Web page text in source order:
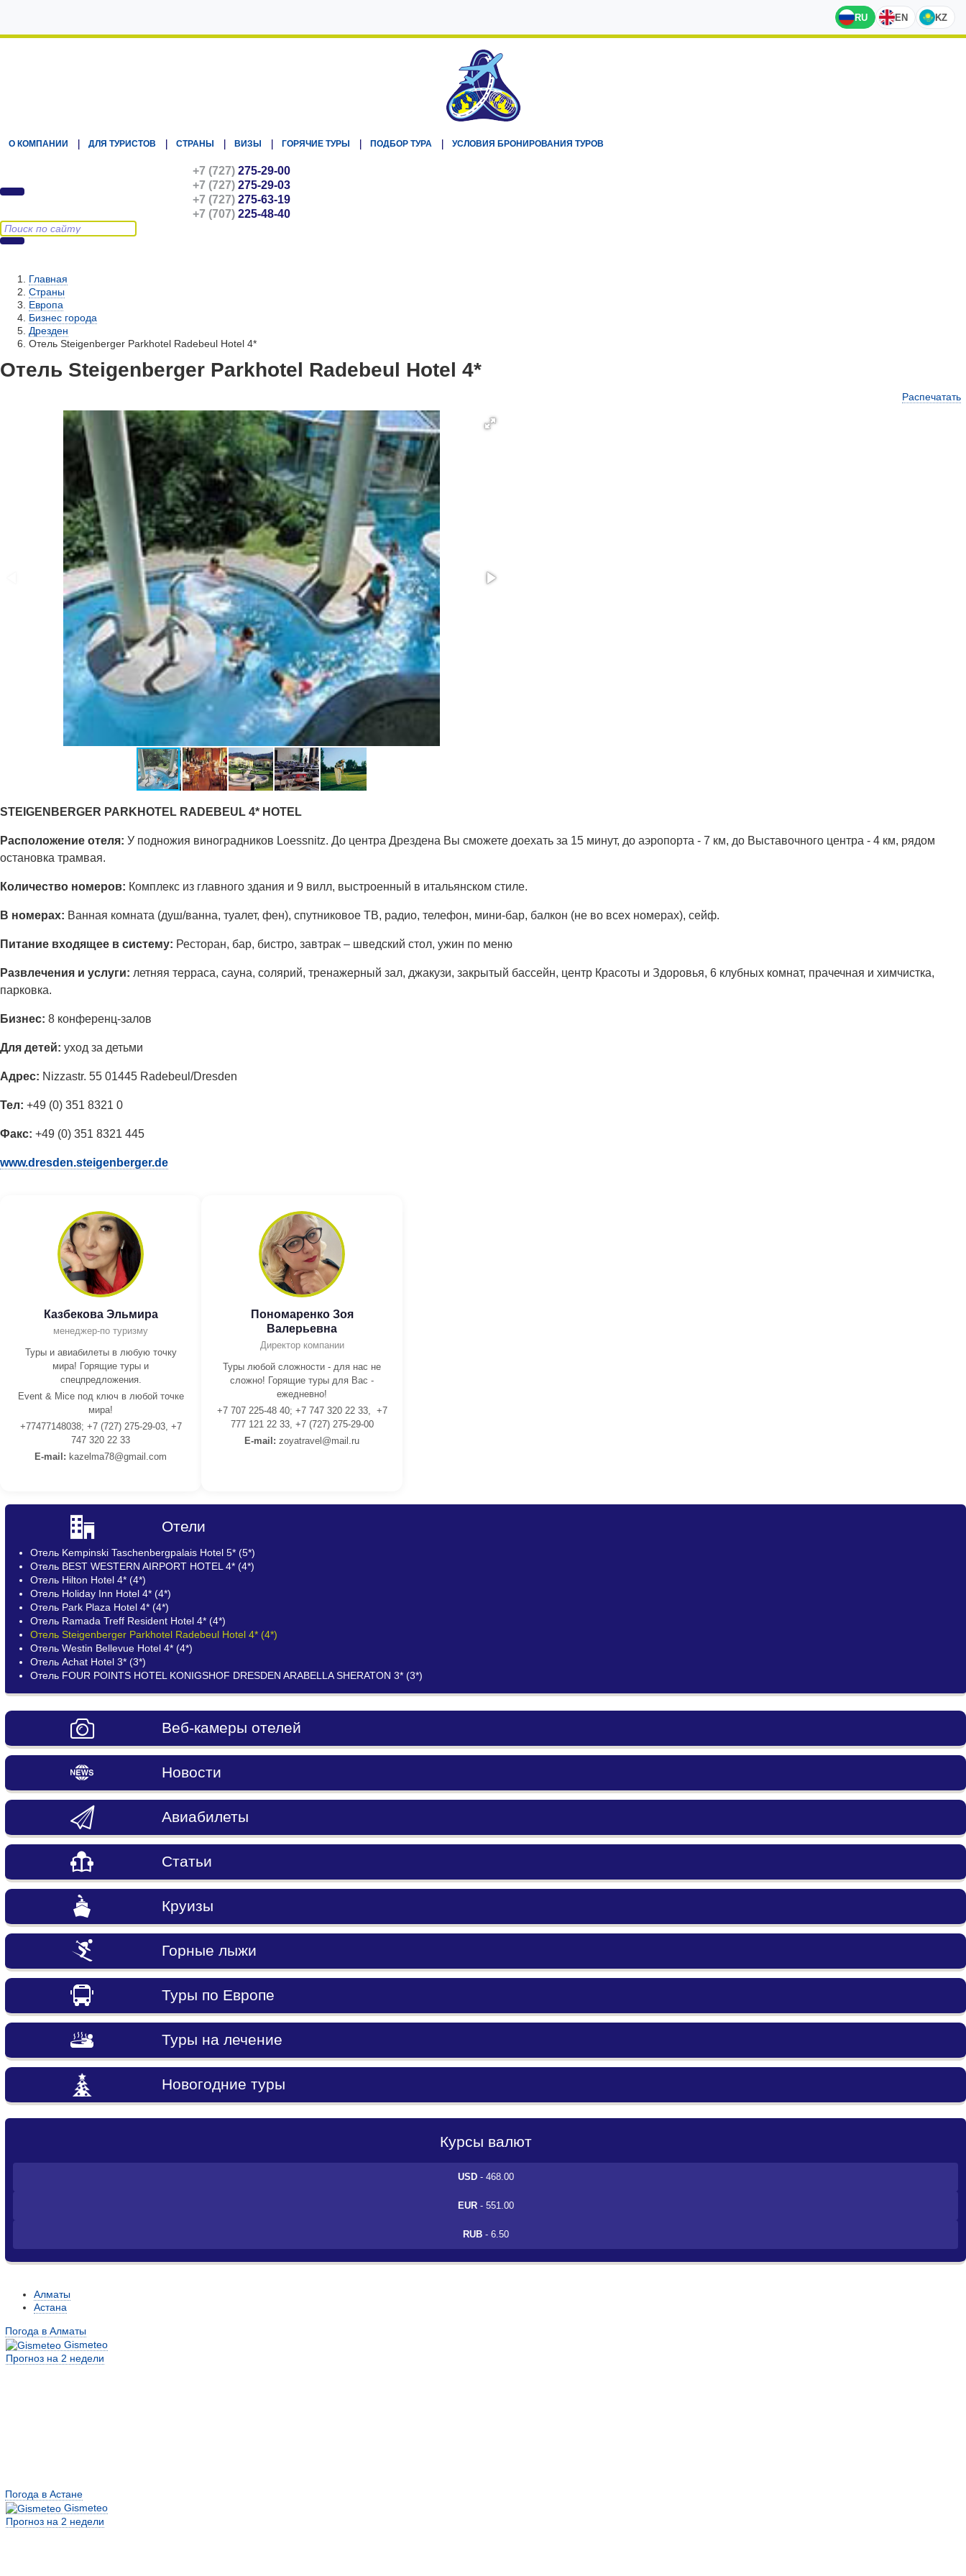
RU EN KZ
О КОМПАНИИ ДЛЯ ТУРИСТОВ СТРАНЫ ВИЗЫ ГОРЯЧИЕ ТУРЫ ПОДБОР ТУРА УСЛОВИЯ БРОНИРОВАНИЯ ТУРОВ
+7 (727) 275-29-00
+7 (727) 275-29-03
+7 (727) 275-63-19
+7 (707) 225-48-40
Главная
Страны
Европа
Бизнес города
Дрезден
Отель Steigenberger Parkhotel Radebeul Hotel 4*
Отель Steigenberger Parkhotel Radebeul Hotel 4*
Распечатать
STEIGENBERGER PARKHOTEL RADEBEUL 4* HOTEL
Расположение отеля: У подножия виноградников Loessnitz. До центра Дрездена Вы сможете доехать за 15 минут, до аэропорта - 7 км, до Выставочного центра - 4 км, рядом
остановка трамвая.
Количество номеров: Комплекс из главного здания и 9 вилл, выстроенный в итальянском стиле.
В номерах: Ванная комната (душ/ванна, туалет, фен), спутниковое ТВ, радио, телефон, мини-бар, балкон (не во всех номерах), сейф.
Питание входящее в систему: Ресторан, бар, бистро, завтрак – шведский стол, ужин по меню
Развлечения и услуги: летняя терраса, сауна, солярий, тренажерный зал, джакузи, закрытый бассейн, центр Красоты и Здоровья, 6 клубных комнат, прачечная и химчистка,
парковка.
Бизнес: 8 конференц-залов
Для детей: уход за детьми
Адрес: Nizzastr. 55 01445 Radebeul/Dresden
Тел: +49 (0) 351 8321 0
Факс: +49 (0) 351 8321 445
www.dresden.steigenberger.de
Казбекова Эльмира
менеджер-по туризму
Туры и авиабилеты в любую точку
мира! Горящие туры и
спецпредложения.
Event & Mice под ключ в любой точке
мира!
+77477148038; +7 (727) 275-29-03, +7
747 320 22 33
E-mail: kazelma78@gmail.com
Пономаренко Зоя
Валерьевна
Директор компании
Туры любой сложности - для нас не
сложно! Горящие туры для Вас -
ежедневно!
+7 707 225-48 40; +7 747 320 22 33, +7
777 121 22 33, +7 (727) 275-29-00
E-mail: zoyatravel@mail.ru
Отели
Отель Kempinski Taschenbergpalais Hotel 5* (5*)
Отель BEST WESTERN AIRPORT HOTEL 4* (4*)
Отель Hilton Hotel 4* (4*)
Отель Holiday Inn Hotel 4* (4*)
Отель Park Plaza Hotel 4* (4*)
Отель Ramada Treff Resident Hotel 4* (4*)
Отель Steigenberger Parkhotel Radebeul Hotel 4* (4*)
Отель Westin Bellevue Hotel 4* (4*)
Отель Achat Hotel 3* (3*)
Отель FOUR POINTS HOTEL KONIGSHOF DRESDEN ARABELLA SHERATON 3* (3*)
Веб-камеры отелей
Новости
Авиабилеты
Статьи
Круизы
Горные лыжи
Туры по Европе
Туры на лечение
Новогодние туры
Курсы валют
USD- 468.00
EUR- 551.00
RUB- 6.50
Алматы
Астана
Погода в Алматы
Gismeteo
Прогноз на 2 недели
Погода в Астане
Gismeteo
Прогноз на 2 недели